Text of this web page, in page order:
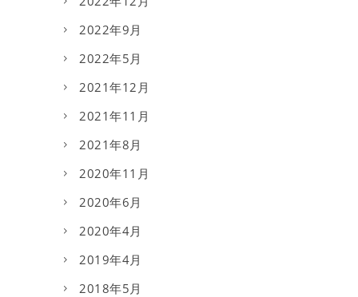
2022年9月
2022年5月
2021年12月
2021年11月
2021年8月
2020年11月
2020年6月
2020年4月
2019年4月
2018年5月